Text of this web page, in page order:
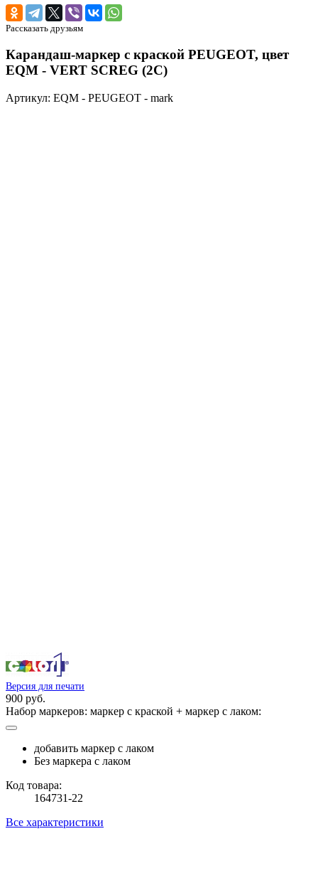
Рассказать друзьям
Карандаш-маркер с краской PEUGEOT, цвет
EQM - VERT SCREG (2C)
Артикул: EQM - PEUGEOT - mark
Версия для печати
900 руб.
Набор маркеров: маркер с краской + маркер с лаком:
добавить маркер с лаком
Без маркера с лаком
Код товара:
164731-22
Все характеристики